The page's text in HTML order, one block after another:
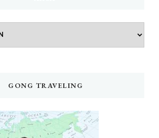
GONG TRAVELING